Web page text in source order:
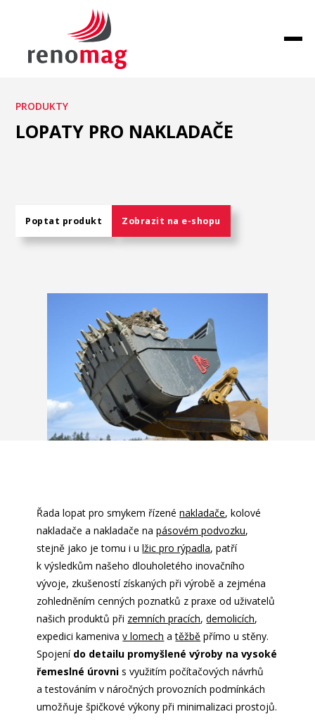
PRODUKTY
LOPATY PRO NAKLADAČE
Poptat produkt Zobrazit na e-shopu
Řada lopat pro smykem řízenénakladače, kolové
nakladače a nakladače napásovém podvozku,
stejně jako je tomu i ulžic pro rýpadla, patří
k výsledkům našeho dlouholetého inovačního
vývoje, zkušeností získaných při výrobě a zejména
zohledněním cenných poznatků z praxe od uživatelů
našich produktů při zemních pracích,demolicích,
expedici kamenivav lomech atěžbě přímo u stěny.
Spojení do detailu promyšlené výroby na vysoké
řemeslné úrovni s využitím počítačových návrhů
a testováním v náročných provozních podmínkách
umožňuje špičkové výkony při minimalizaci prostojů.